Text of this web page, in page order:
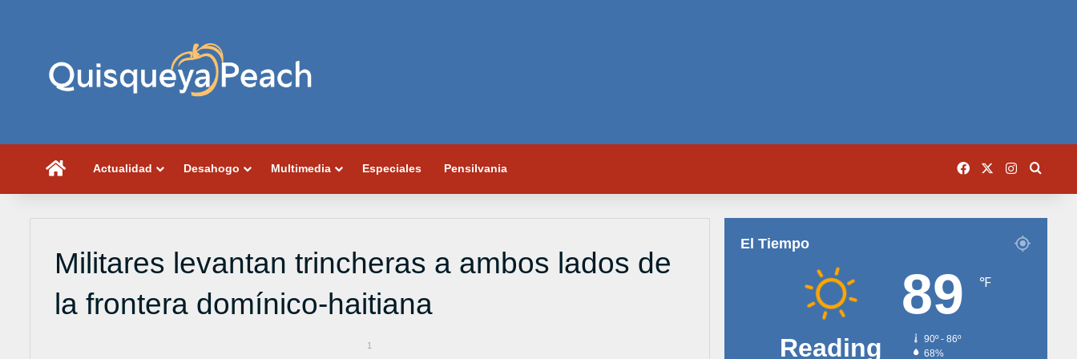
PortadaActualidad Desahogo Multimedia Especiales Pensilvania Facebook Instagram
Militares levantan trincheras a ambos lados de
la frontera domínico-haitiana
1
El Tiempo
Reading
89 ℉
90º - 86º
68%